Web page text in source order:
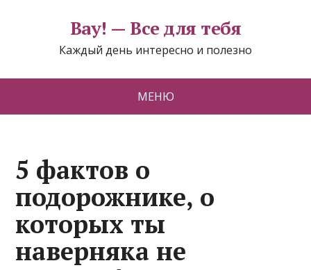
Вау! — Все для тебя
Каждый день интересно и полезно
МЕНЮ
5 фактов о
подорожнике, о
которых ты
наверняка не